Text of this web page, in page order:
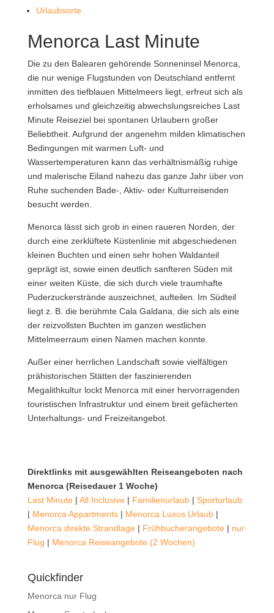
Urlaubsorte
Menorca Last Minute
Die zu den Balearen gehörende Sonneninsel Menorca,
die nur wenige Flugstunden von Deutschland entfernt
inmitten des tiefblauen Mittelmeers liegt, erfreut sich als
erholsames und gleichzeitig abwechslungsreiches Last
Minute Reiseziel bei spontanen Urlaubern großer
Beliebtheit. Aufgrund der angenehm milden klimatischen
Bedingungen mit warmen Luft- und
Wassertemperaturen kann das verhältnismäßig ruhige
und malerische Eiland nahezu das ganze Jahr über von
Ruhe suchenden Bade-, Aktiv- oder Kulturreisenden
besucht werden.
Menorca lässt sich grob in einen raueren Norden, der
durch eine zerklüftete Küstenlinie mit abgeschiedenen
kleinen Buchten und einen sehr hohen Waldanteil
geprägt ist, sowie einen deutlich sanfteren Süden mit
einer weiten Küste, die sich durch viele traumhafte
Puderzuckerstrände auszeichnet, aufteilen. Im Südteil
liegt z. B. die berühmte Cala Galdana, die sich als eine
der reizvollsten Buchten im ganzen westlichen
Mittelmeerraum einen Namen machen konnte.
Außer einer herrlichen Landschaft sowie vielfältigen
prähistorischen Stätten der faszinierenden
Megalithkultur lockt Menorca mit einer hervorragenden
touristischen Infrastruktur und einem breit gefächerten
Unterhaltungs- und Freizeitangebot.
Direktlinks mit ausgewählten Reiseangeboten nach
Menorca (Reisedauer 1 Woche)
Last Minute| All Inclusive| Familienurlaub| Sporturlaub
| Menorca Appartments| Menorca Luxus Urlaub|
Menorca direkte Strandlage| Frühbucherangebote| nur
Flug | Menorca Reiseangebote (2 Wochen)
Quickfinder
Menorca nur Flug